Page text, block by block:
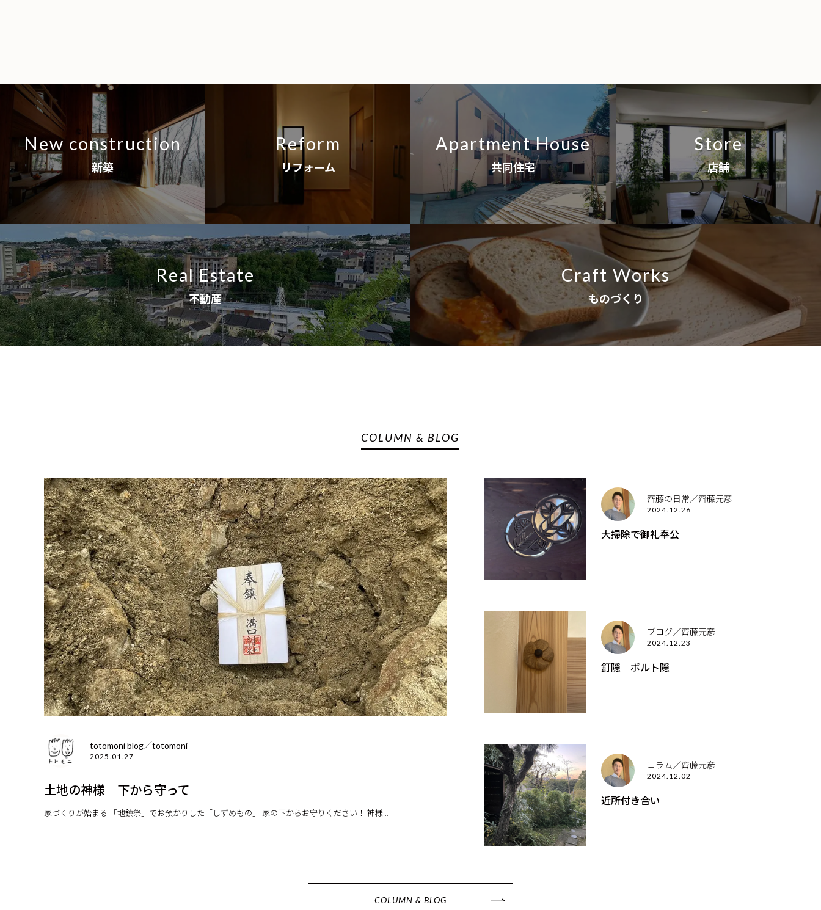
New construction
新築
Reform
リフォーム
Apartment House
共同住宅
Store
店舗
Real Estate
不動産
Craft Works
ものづくり
COLUMN & BLOG
totomoni blog／totomoni
2025.01.27
土地の神様 下から守って
家づくりが始まる 「地鎮祭」でお預かりした「しずめもの」 家の下からお守りください！ 神様...
齊藤の日常／齊藤元彦
2024.12.26
大掃除で御礼奉公
ブログ／齊藤元彦
2024.12.23
釘隠 ボルト隠
コラム／齊藤元彦
2024.12.02
近所付き合い
COLUMN & BLOG